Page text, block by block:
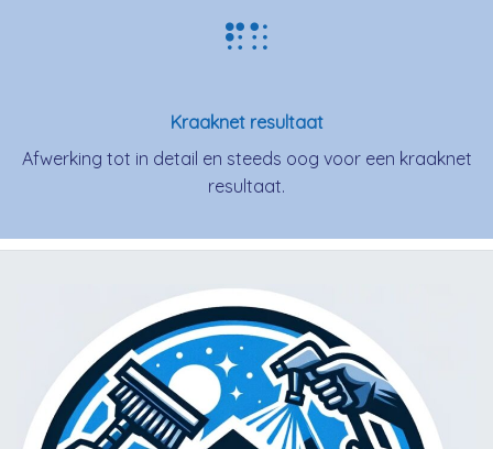
Kraaknet resultaat
Afwerking tot in detail en steeds oog voor een kraaknet
resultaat.